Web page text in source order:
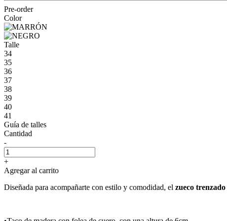
Pre-order
Color
Talle
34
35
36
37
38
39
40
41
Guía de talles
Cantidad
-
+
Agregar al carrito
Diseñada para acompañarte con estilo y comodidad, el zueco trenzado